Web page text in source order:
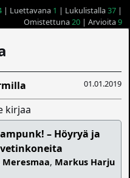
| Luettavana 1 | Lukulistalla37|
Omistettuna20| Arvioita9
01.01.2019
kirjaa
– Höyryä ja
Meresmaa, Markus Harju